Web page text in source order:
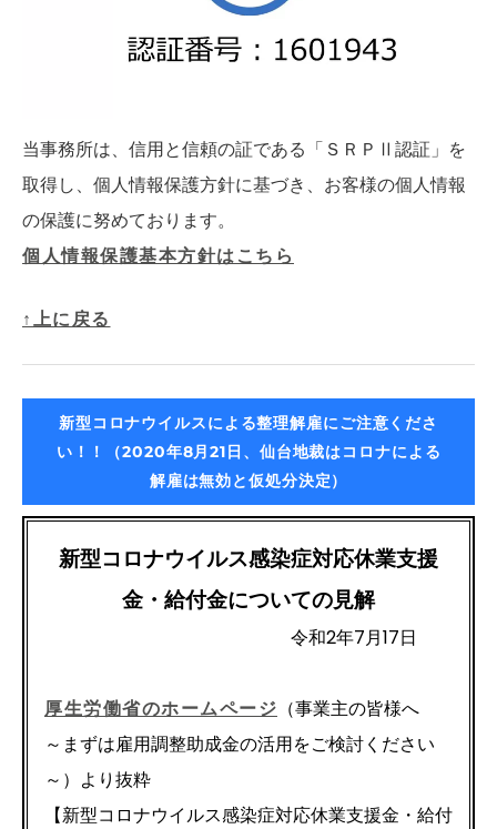
当事務所は、信用と信頼の証である「ＳＲＰⅡ認証」を
取得し、個人情報保護方針に基づき、お客様の個人情報
の保護に努めております。
個人情報保護基本方針はこちら
↑上に戻る
新型コロナウイルスによる整理解雇にご注意くださ
い！！（2020年8月21日、仙台地裁はコロナによる
解雇は無効と仮処分決定）
新型コロナウイルス感染症対応休業支援
金・給付金についての見解
令和2年7月17日
厚生労働省のホームページ （事業主の皆様へ
～まずは雇用調整助成金の活用をご検討ください
～）より抜粋
【新型コロナウイルス感染症対応休業支援金・給付